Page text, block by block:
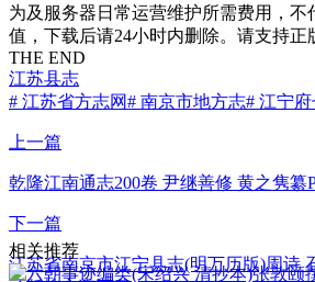
为及服务器日常运营维护所需费用，不
值，下载后请24小时内删除。请支持正
THE END
江苏县志
# 江苏省方志网# 南京市地方志# 江宁
上一篇
乾隆江南通志200卷 尹继善修 黄之隽纂
下一篇
江苏省南京市江宁县志(明万历版)周诗
相关推荐